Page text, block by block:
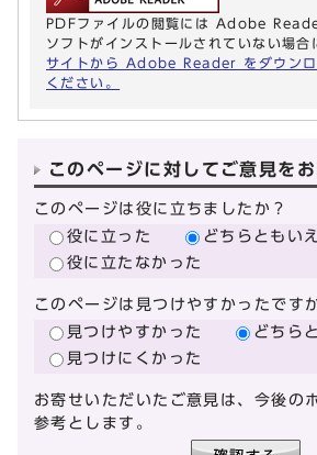
PDFファイルの閲覧には Adobe
ソフトがインストールされていない場合
サイトから Adobe Reader をダウンロ
ください。
このページに対してご意見を
このページは役に立ちましたか？
役に立った
どちらともい
役に立たなかった
このページは見つけやすかったです
見つけやすかった
どちら
見つけにくかった
お寄せいただいたご意見は、今後の
参考とします。